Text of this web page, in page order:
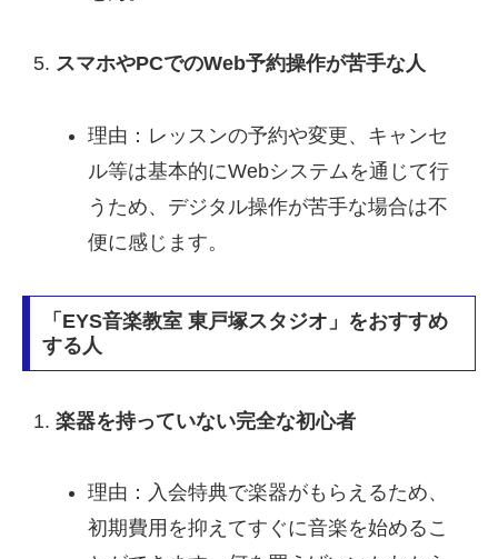
スマホやPCでのWeb予約操作が苦手な人
理由：レッスンの予約や変更、キャンセ
ル等は基本的にWebシステムを通じて行
うため、デジタル操作が苦手な場合は不
便に感じます。
「EYS音楽教室 東戸塚スタジオ」をおすすめ
する人
楽器を持っていない完全な初心者
理由：入会特典で楽器がもらえるため、
初期費用を抑えてすぐに音楽を始めるこ